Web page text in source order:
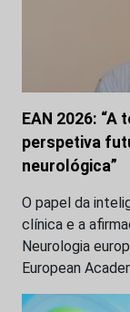
EAN 2026: “A
perspetiva
neurológica”
O papel da
clínica e a
Neurologia
European